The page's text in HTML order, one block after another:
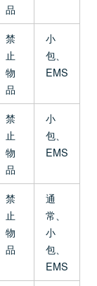
品
禁
止
物
品
小
包、
EMS
禁
止
物
品
小
包、
EMS
禁
止
物
品
通
常、
小
包、
EMS